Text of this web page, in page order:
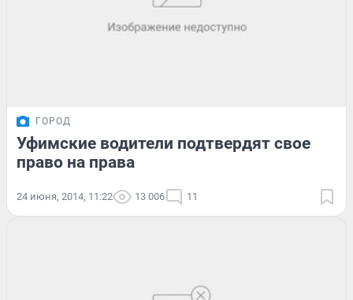
ГОРОД
Уфимские водители подтвердят свое
право на права
24 июня, 2014, 11:22 13 006 11